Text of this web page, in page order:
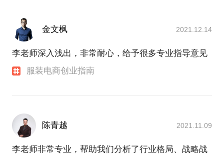
金文枫 2021.12.14
李老师深入浅出，非常耐心，给予很多专业指导意见
服装电商创业指南
陈青越 2021.11.09
李老师非常专业，帮助我们分析了行业格局、战略战